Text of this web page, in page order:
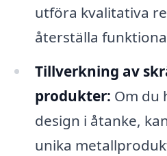
utföra kvalitativa
återställa
Tillverkning av
produkter: Om du
design i åtanke,
unika